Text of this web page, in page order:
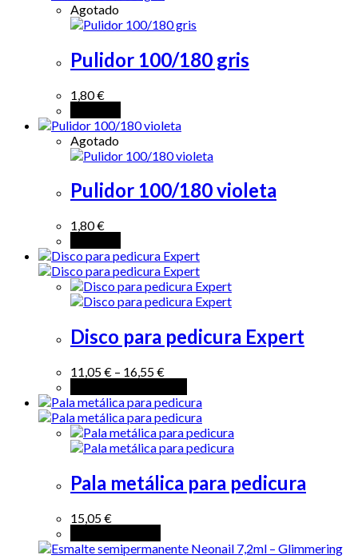
Agotado
Pulidor 100/180 gris
1,80€
Agotado
Pulidor 100/180 violeta
1,80€
Disco para pedicura Expert
11,05€ – 16,55€
Pala metálica para pedicura
15,05€